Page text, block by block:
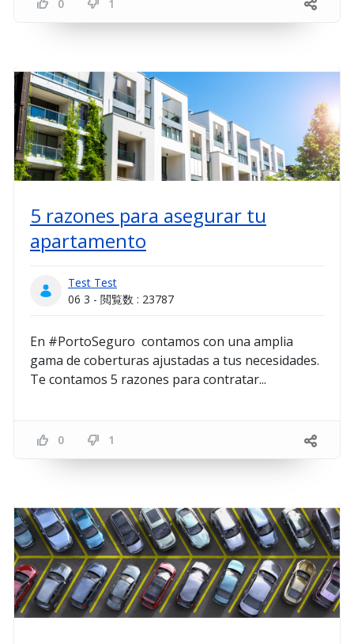
0 1
5 razones para asegurar tu
apartamento
Test Test
06 3 - 閲覧数 : 23787
En #PortoSeguro contamos con una amplia
gama de coberturas ajustadas a tus necesidades.
Te contamos 5 razones para contratar...
0 1